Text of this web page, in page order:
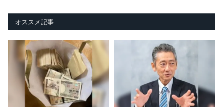
オススメ記事